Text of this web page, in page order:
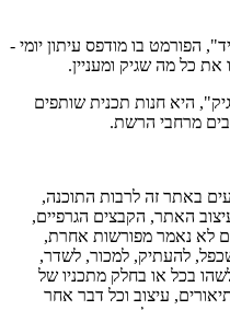
הפורמט בו מודפס עיתון יומי -
כל מה שגיק ומעניין.
היא חנות תכנית שותפים
באתר זה לרבות התוכנה,
האתר, הקבצים הגרפיים,
לא נאמר מפורשות אחרת,
להעתיק, למכור, לשדר,
בכל או בחלק מתכניו של
עיצוב וכל דבר אחר